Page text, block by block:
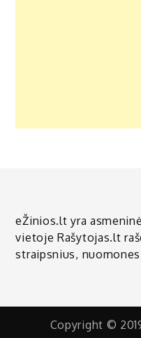
eŽinios.lt yra
vietoje Rašytojas.lt
straipsnius,
Copyright ©